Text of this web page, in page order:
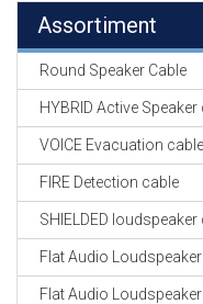
Assortiment
Round Speaker Cable
HYBRID Active Speaker
VOICE Evacuation cable
FIRE Detection cable
SHIELDED loudspeaker
Flat Audio
Flat Audio Loudspeaker